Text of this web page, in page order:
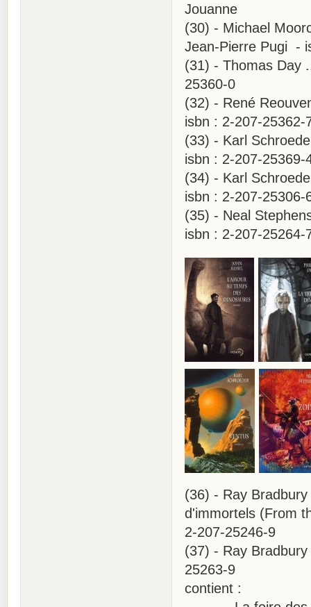
Jouanne
(30) - Michael
Jean-Pierre Pugi -
(31) - Thomas Day
25360-0
(32) - René
isbn : 2-207-25362-
(33) - Karl
isbn : 2-207-25369-
(34) - Karl
isbn : 2-207-25306-
(35) - Neal
isbn : 2-207-25264-
(36) - Ray
d'immortels (From
2-207-25246-9
(37) - Ray
25263-9
contient :